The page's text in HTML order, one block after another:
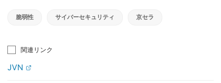
脆弱性 サイバーセキュリティ 京セラ
関連リンク
JVN